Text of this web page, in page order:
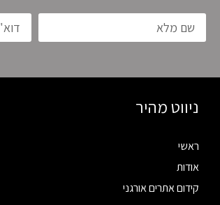
ניווט מהיר
ראשי
אודות
קידום אתרים אורגני